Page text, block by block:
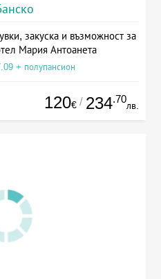
закуска и възможност за
Мария Антоанета
+ полупансион
120€ / 234.70
лв.